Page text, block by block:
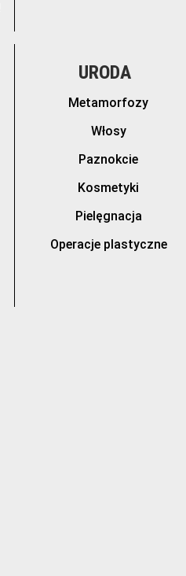
URODA
Metamorfozy
Włosy
Paznokcie
Kosmetyki
Pielęgnacja
Operacje plastyczne